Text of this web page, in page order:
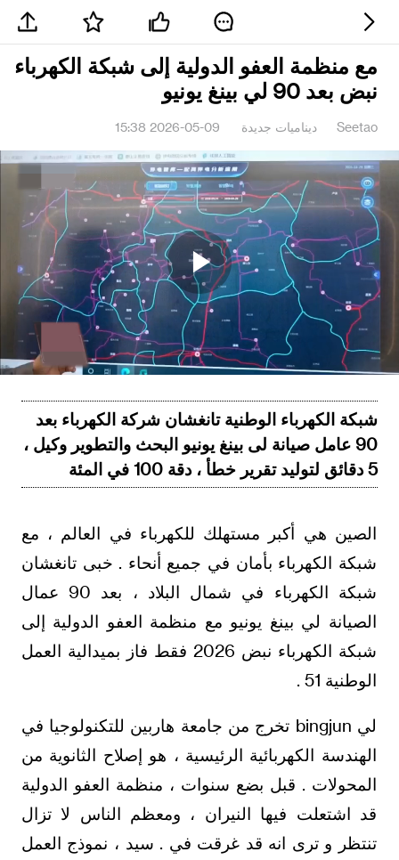
مع منظمة العفو الدولية إلى شبكة الكهرباء
نبض بعد 90 لي بينغ يونيو
Seetao ديناميات جديدة 2026-05-09 15:38
Play
Video
شبكة الكهرباء الوطنية تانغشان شركة الكهرباء بعد
90 عامل صيانة لى بينغ يونيو البحث والتطوير وكيل ،
5 دقائق لتوليد تقرير خطأ ، دقة 100 في المئة
الصين هي أكبر مستهلك للكهرباء في العالم ، مع
شبكة الكهرباء بأمان في جميع أنحاء . خبى تانغشان
شبكة الكهرباء في شمال البلاد ، بعد 90 عمال
الصيانة لي بينغ يونيو مع منظمة العفو الدولية إلى
شبكة الكهرباء نبض 2026 فقط فاز بميدالية العمل
الوطنية 51 .
لي bingjun تخرج من جامعة هاربين للتكنولوجيا في
الهندسة الكهربائية الرئيسية ، هو إصلاح الثانوية من
المحولات . قبل بضع سنوات ، منظمة العفو الدولية
قد اشتعلت فيها النيران ، ومعظم الناس لا تزال
تنتظر و ترى انه قد غرقت في . سيد ، نموذج العمل